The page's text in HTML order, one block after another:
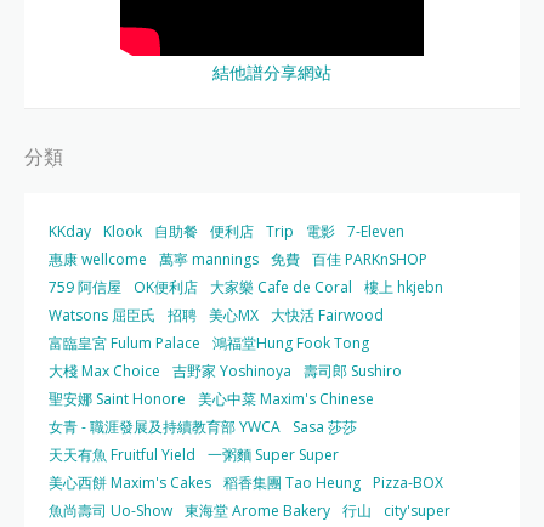
結他譜分享網站
分類
KKday Klook 自助餐 便利店 Trip 電影 7-Eleven
惠康 wellcome
萬寧 mannings 免費 百佳 PARKnSHOP
759 阿信屋
OK便利店 大家樂 Cafe de Coral
樓上 hkjebn
Watsons 屈臣氏
招聘 美心MX 大快活 Fairwood
富臨皇宮 Fulum Palace
鴻福堂Hung Fook Tong
大棧 Max Choice
吉野家 Yoshinoya
壽司郎 Sushiro
聖安娜 Saint Honore
美心中菜 Maxim's Chinese
女青 - 職涯發展及持續教育部 YWCA
Sasa 莎莎
天天有魚 Fruitful Yield
一粥麵 Super Super
美心西餅 Maxim's Cakes 稻香集團 Tao Heung Pizza-BOX
魚尚壽司 Uo-Show 東海堂 Arome Bakery 行山 city'super